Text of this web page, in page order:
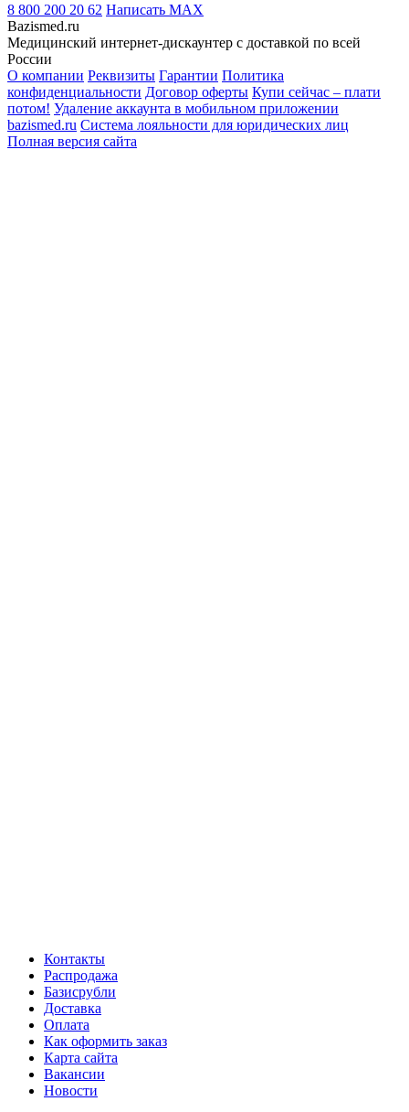
8 800 200 20 62 Написать MAX
Bazismed.ru
Медицинский интернет-дискаунтер с доставкой по всей
России
О компании Реквизиты Гарантии Политика
конфиденциальности Договор оферты Купи сейчас – плати
потом! Удаление аккаунта в мобильном приложении
bazismed.ru Система лояльности для юридических лиц
Полная версия сайта
Контакты
Распродажа
Базисрубли
Доставка
Оплата
Как оформить заказ
Карта сайта
Вакансии
Новости